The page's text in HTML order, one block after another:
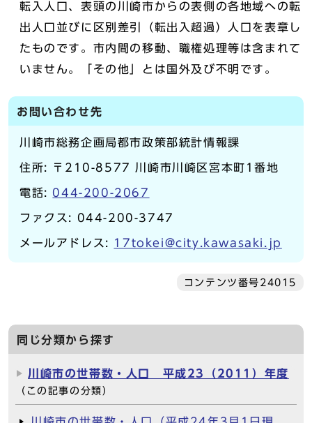
転入人口、表頭の川崎市からの表側の各地域への転
出人口並びに区別差引（転出入超過）人口を表章し
たものです。市内間の移動、職権処理等は含まれて
いません。「その他」とは国外及び不明です。
お問い合わせ先
川崎市総務企画局都市政策部統計情報課
住所: 〒210-8577 川崎市川崎区宮本町1番地
電話: 044-200-2067
ファクス: 044-200-3747
メールアドレス: 17tokei@city.kawasaki.jp
コンテンツ番号24015
同じ分類から探す
川崎市の世帯数・人口 平成23（2011）年度
（この記事の分類）